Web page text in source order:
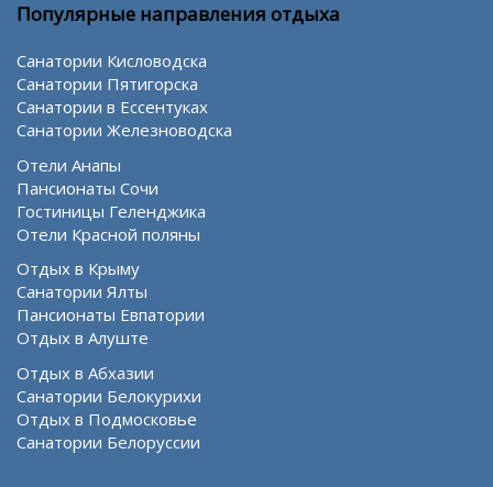
Популярные направления отдыха
Санатории Кисловодска
Санатории Пятигорска
Санатории в Ессентуках
Санатории Железноводска
Отели Анапы
Пансионаты Сочи
Гостиницы Геленджика
Отели Красной поляны
Отдых в Крыму
Санатории Ялты
Пансионаты Евпатории
Отдых в Алуште
Отдых в Абхазии
Санатории Белокурихи
Отдых в Подмосковье
Санатории Белоруссии